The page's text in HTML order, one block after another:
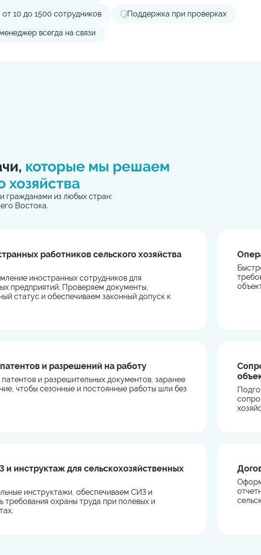
от 10 до 1500 сотрудников Поддержка при проверках
всегда на связи
которые мы решаем
хозяйства
гражданами из любых стран:
Востока.
работников сельского хозяйства
иностранных сотрудников для
предприятий. Проверяем документы,
статус и обеспечиваем законный допуск к
и разрешений на работу
и разрешительных документов, заранее
чтобы сезонные и постоянные работы шли без
и инструктаж для сельскохозяйственных
инструктажи, обеспечиваем СИЗ и
требования охраны труда при полевых и